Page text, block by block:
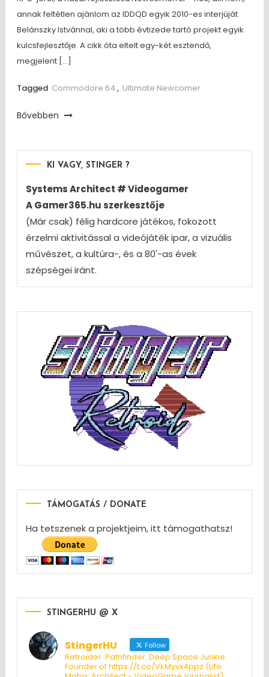
annak feltétlen ajánlom az IDDQD egyik 2010-es interjúját
Belánszky Istvánnal, aki a több évtizede tartó projekt egyik
kulcsfejlesztője. A cikk óta eltelt egy-két esztendő,
megjelent […]
Tagged Commodore 64 , Ultimate Newcomer
Bővebben
KI VAGY, STINGER ?
Systems Architect # Videogamer
A Gamer365.hu szerkesztője
(Már csak) félig hardcore játékos, fokozott
érzelmi aktivitással a videójáték ipar, a vizuális
művészet, a kultúra-, és a 80'-as évek
szépségei iránt.
TÁMOGATÁS / DONATE
Ha tetszenek a projektjeim, itt támogathatsz!
STINGERHU @ X
StingerHU Follow
Retroider. Pathfinder. Deep Space Junkie.
Founder of https://t.co/VkMyvx4ppz (Life